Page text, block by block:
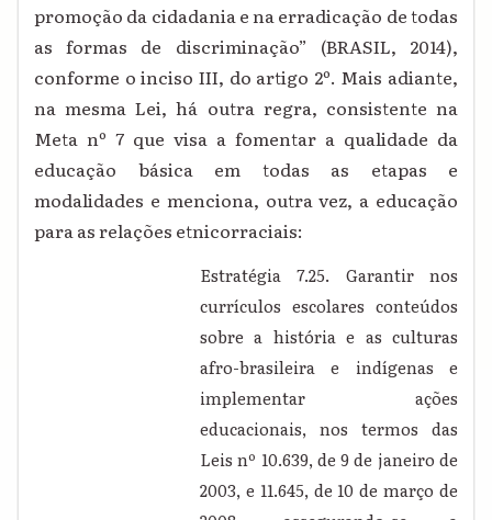
promoção da cidadania e na erradicação de todas
as formas de discriminação” (BRASIL, 2014),
conforme o inciso III, do artigo 2º. Mais adiante,
na mesma Lei, há outra regra, consistente na
Meta nº 7 que visa a fomentar a qualidade da
educação básica em todas as etapas e
modalidades e menciona, outra vez, a educação
para as relações etnicorraciais:
Estratégia 7.25. Garantir nos
currículos escolares conteúdos
sobre a história e as culturas
afro-brasileira e indígenas e
implementar ações
educacionais, nos termos das
Leis nº 10.639, de 9 de janeiro de
2003, e 11.645, de 10 de março de